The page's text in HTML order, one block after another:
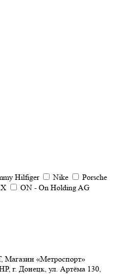
Hilfiger Nike
Porsche
ON - On Holding AG
«Метроспорт»
г. Донецк, ул. Артёма 130,